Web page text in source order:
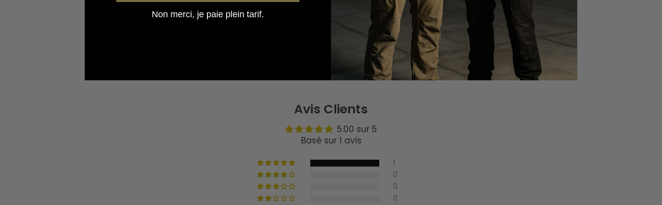
Retourner dans la catégorie :Plaques Militaires
Voir tous les bijoux militaires
Avis Clients
5.00 sur 5
Basé sur 1 avis
1
0
0
0
Non merci, je paie plein tarif.